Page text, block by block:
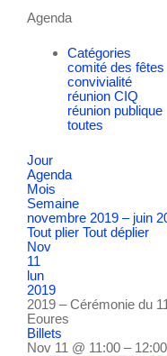
Agenda
Catégories
comité des fêtes
convivialité
réunion CIQ
réunion publique
toutes
Jour
Agenda
Mois
Semaine
novembre 2019 – juin
Tout plier Tout déplier
Nov
11
lun
2019
2019 – Cérémonie du
Eoures
Billets
Nov 11 @ 11:00 – 12:00